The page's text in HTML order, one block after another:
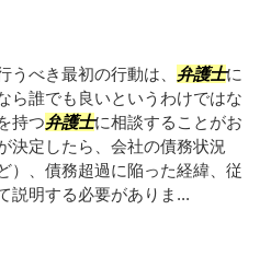
うべき最初の行動は、 弁護士に
ら誰でも良いというわけではな
持つ弁護士に相談することがお
決定したら、会社の債務状況
）、債務超過に陥った経緯、従
説明する必要がありま...